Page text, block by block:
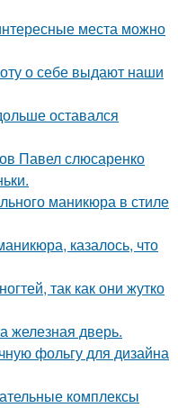
места можно
о себе выдают наши
оставался
Павел слюсаренко
маникюра в стиле
казалось, что
так как они жутко
железная дверь.
фольгу для дизайна
комплексы